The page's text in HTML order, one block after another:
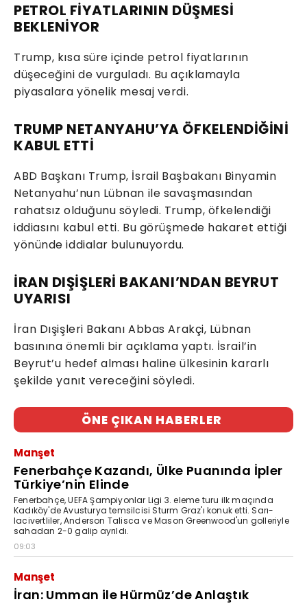
PETROL FİYATLARININ DÜŞMESİ
BEKLENİYOR
Trump, kısa süre içinde petrol fiyatlarının
düşeceğini de vurguladı. Bu açıklamayla
piyasalara yönelik mesaj verdi.
TRUMP NETANYAHU’YA ÖFKELENDİĞİNİ
KABUL ETTİ
ABD Başkanı Trump, İsrail Başbakanı Binyamin
Netanyahu’nun Lübnan ile savaşmasından
rahatsız olduğunu söyledi. Trump, öfkelendiği
iddiasını kabul etti. Bu görüşmede hakaret ettiği
yönünde iddialar bulunuyordu.
İRAN DIŞİŞLERİ BAKANI’NDAN BEYRUT
UYARISI
İran Dışişleri Bakanı Abbas Arakçi, Lübnan
basınına önemli bir açıklama yaptı. İsrail’in
Beyrut’u hedef alması haline ülkesinin kararlı
şekilde yanıt vereceğini söyledi.
ÖNE ÇIKAN HABERLER
Manşet
Fenerbahçe Kazandı, Ülke Puanında İpler
Türkiye’nin Elinde
Fenerbahçe, UEFA Şampiyonlar Ligi 3. eleme turu ilk maçında
Kadıköy'de Avusturya temsilcisi Sturm Graz'ı konuk etti. Sarı-
lacivertliler, Anderson Talisca ve Mason Greenwood'un golleriyle
sahadan 2-0 galip ayrıldı.
09:03
Manşet
İran: Umman ile Hürmüz’de Anlaştık